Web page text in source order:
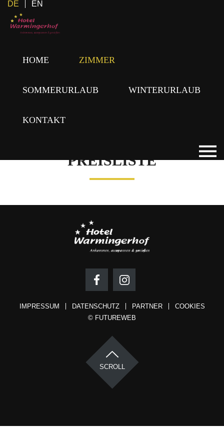
DE EN
HOME ZIMMER
SOMMERURLAUB WINTERURLAUB
KONTAKT
PREISLISTE
IMPRESSUM DATENSCHUTZ PARTNER
COOKIES
© FUTUREWEB
SCROLL